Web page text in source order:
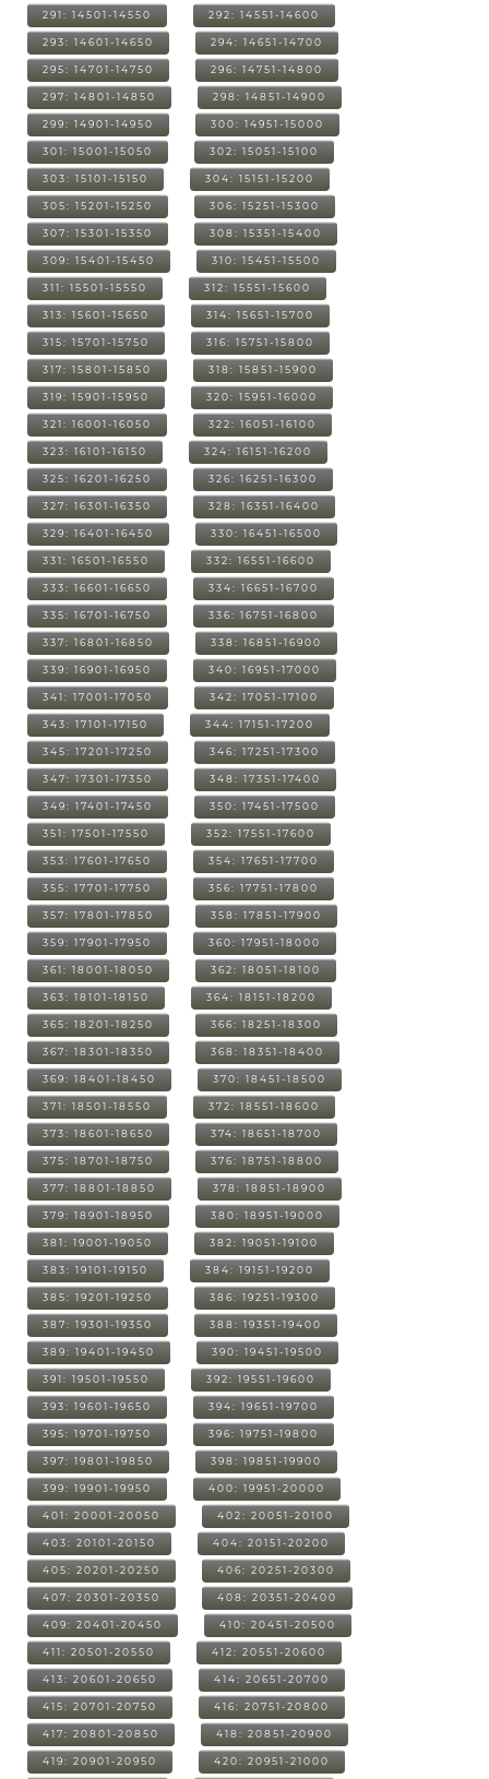
291: 14501-14550 292: 14551-14600
293: 14601-14650 294: 14651-14700
295: 14701-14750 296: 14751-14800
297: 14801-14850 298: 14851-14900
299: 14901-14950 300: 14951-15000
301: 15001-15050 302: 15051-15100
303: 15101-15150 304: 15151-15200
305: 15201-15250 306: 15251-15300
307: 15301-15350 308: 15351-15400
309: 15401-15450 310: 15451-15500
311: 15501-15550 312: 15551-15600
313: 15601-15650 314: 15651-15700
315: 15701-15750 316: 15751-15800
317: 15801-15850 318: 15851-15900
319: 15901-15950 320: 15951-16000
321: 16001-16050 322: 16051-16100
323: 16101-16150 324: 16151-16200
325: 16201-16250 326: 16251-16300
327: 16301-16350 328: 16351-16400
329: 16401-16450 330: 16451-16500
331: 16501-16550 332: 16551-16600
333: 16601-16650 334: 16651-16700
335: 16701-16750 336: 16751-16800
337: 16801-16850 338: 16851-16900
339: 16901-16950 340: 16951-17000
341: 17001-17050 342: 17051-17100
343: 17101-17150 344: 17151-17200
345: 17201-17250 346: 17251-17300
347: 17301-17350 348: 17351-17400
349: 17401-17450 350: 17451-17500
351: 17501-17550 352: 17551-17600
353: 17601-17650 354: 17651-17700
355: 17701-17750 356: 17751-17800
357: 17801-17850 358: 17851-17900
359: 17901-17950 360: 17951-18000
361: 18001-18050 362: 18051-18100
363: 18101-18150 364: 18151-18200
365: 18201-18250 366: 18251-18300
367: 18301-18350 368: 18351-18400
369: 18401-18450 370: 18451-18500
371: 18501-18550 372: 18551-18600
373: 18601-18650 374: 18651-18700
375: 18701-18750 376: 18751-18800
377: 18801-18850 378: 18851-18900
379: 18901-18950 380: 18951-19000
381: 19001-19050 382: 19051-19100
383: 19101-19150 384: 19151-19200
385: 19201-19250 386: 19251-19300
387: 19301-19350 388: 19351-19400
389: 19401-19450 390: 19451-19500
391: 19501-19550 392: 19551-19600
393: 19601-19650 394: 19651-19700
395: 19701-19750 396: 19751-19800
397: 19801-19850 398: 19851-19900
399: 19901-19950 400: 19951-20000
401: 20001-20050 402: 20051-20100
403: 20101-20150 404: 20151-20200
405: 20201-20250 406: 20251-20300
407: 20301-20350 408: 20351-20400
409: 20401-20450 410: 20451-20500
411: 20501-20550 412: 20551-20600
413: 20601-20650 414: 20651-20700
415: 20701-20750 416: 20751-20800
417: 20801-20850 418: 20851-20900
419: 20901-20950 420: 20951-21000